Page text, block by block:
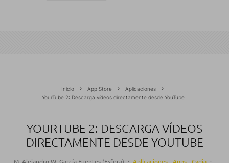
Inicio App Store
Aplicaciones
YourTube 2: Descarga vídeos directamente desde YouTube
YOURTUBE 2: DESCARGA VÍDEOS
DIRECTAMENTE DESDE YOUTUBE
M. Alejandro W. García Fuentes (Esfera) · Aplicaciones Apps Cydia ·